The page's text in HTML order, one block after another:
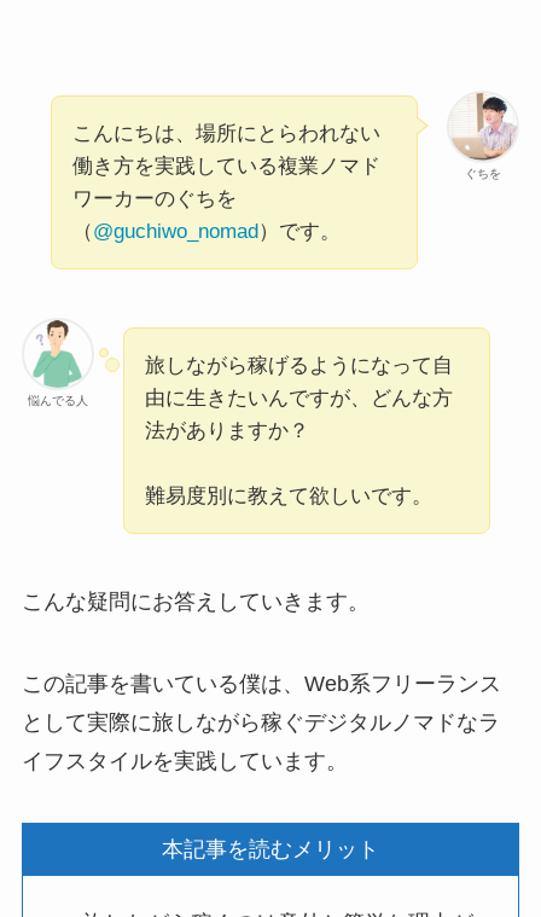
ぐちを
こんにちは、場所にとらわれない
働き方を実践している複業ノマド
ワーカーのぐちを
（@guchiwo_nomad）です。
悩んでる人
旅しながら稼げるようになって自
由に生きたいんですが、どんな方
法がありますか？
難易度別に教えて欲しいです。
こんな疑問にお答えしていきます。
この記事を書いている僕は、Web系フリーランス
として実際に旅しながら稼ぐデジタルノマドなラ
イフスタイルを実践しています。
本記事を読むメリット